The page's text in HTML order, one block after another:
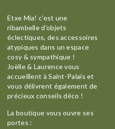
Etxe Mia! c'est une
ribambelle d'objets
éclectiques, des accessoires
atypiques dans un espace
cosy & sympathique !
Joëlle & Laurence vous
accueillent à Saint-Palais et
vous délivrent également de
précieux conseils déco !
La boutique vous ouvre ses
portes :